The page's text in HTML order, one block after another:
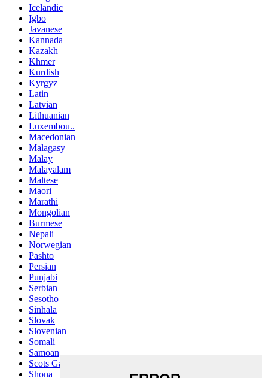
Icelandic
Igbo
Javanese
Kannada
Kazakh
Khmer
Kurdish
Kyrgyz
Latin
Latvian
Lithuanian
Luxembou..
Macedonian
Malagasy
Malay
Malayalam
Maltese
Maori
Marathi
Mongolian
Burmese
Nepali
Norwegian
Pashto
Persian
Punjabi
Serbian
Sesotho
Sinhala
Slovak
Slovenian
Somali
Samoan
Scots Gaelic
Shona